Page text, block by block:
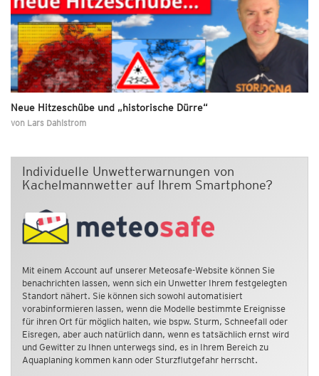
Neue Hitzeschübe und „historische Dürre“
von Lars Dahlstrom
Individuelle Unwetterwarnungen von
Kachelmannwetter auf Ihrem Smartphone?
Mit einem Account auf unserer Meteosafe-Website können Sie
benachrichten lassen, wenn sich ein Unwetter Ihrem festgelegten
Standort nähert. Sie können sich sowohl automatisiert
vorabinformieren lassen, wenn die Modelle bestimmte Ereignisse
für ihren Ort für möglich halten, wie bspw. Sturm, Schneefall oder
Eisregen, aber auch natürlich dann, wenn es tatsächlich ernst wird
und Gewitter zu Ihnen unterwegs sind, es in Ihrem Bereich zu
Aquaplaning kommen kann oder Sturzflutgefahr herrscht.